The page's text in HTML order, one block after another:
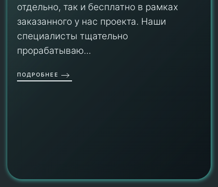
отдельно, так и бесплатно в рамках
заказанного у нас проекта. Наши
специалисты тщательно
прорабатываю...
ПОДРОБНЕЕ